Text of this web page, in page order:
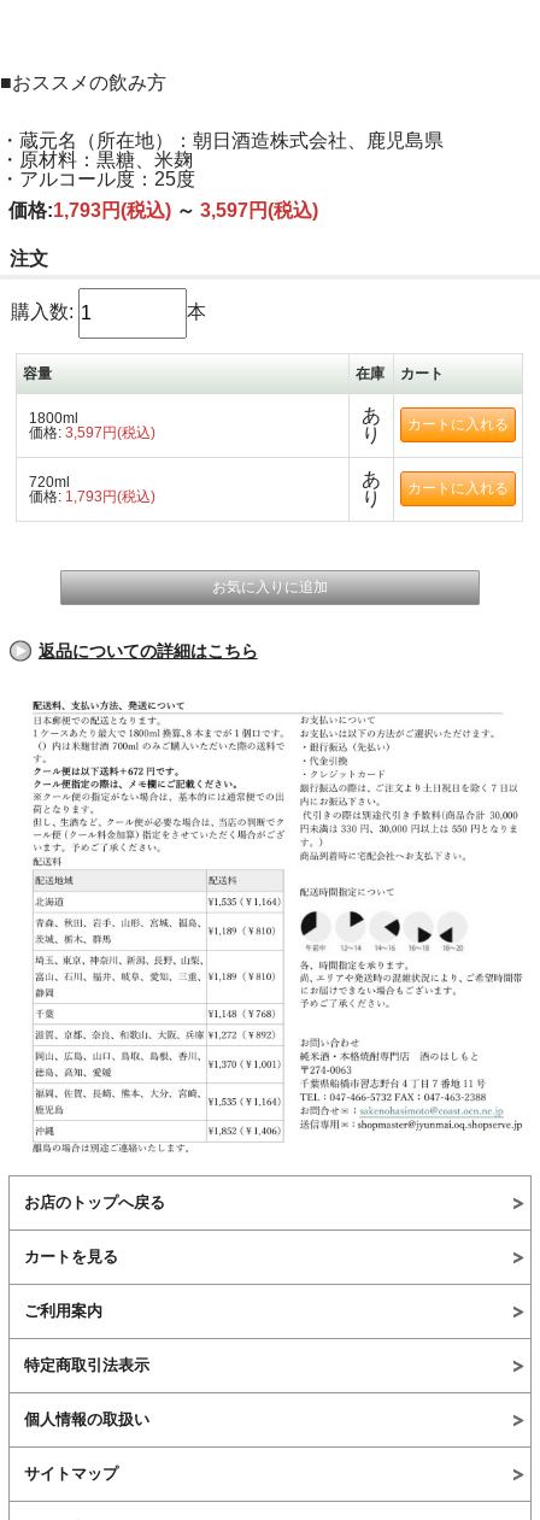
■おススメの飲み方
・蔵元名（所在地）：朝日酒造株式会社、鹿児島県
・原材料：黒糖、米麹
・アルコール度：25度
価格:1,793円(税込) ～ 3,597円(税込)
注文
購入数: 本
容量 在庫 カート
1800ml
価格:3,597円(税込)
あ
り
720ml
価格: 1,793円(税込)
あ
り
返品についての詳細はこちら
お店のトップへ戻る
カートを見る
ご利用案内
特定商取引法表示
個人情報の取扱い
サイトマップ